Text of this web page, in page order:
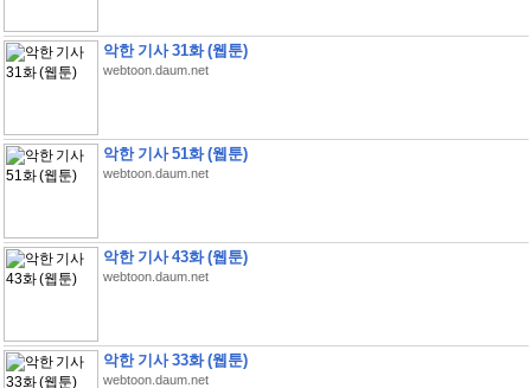
악한 기사 31화 (웹툰)
webtoon.daum.net
악한 기사 51화 (웹툰)
webtoon.daum.net
악한 기사 43화 (웹툰)
webtoon.daum.net
악한 기사 33화 (웹툰)
webtoon.daum.net